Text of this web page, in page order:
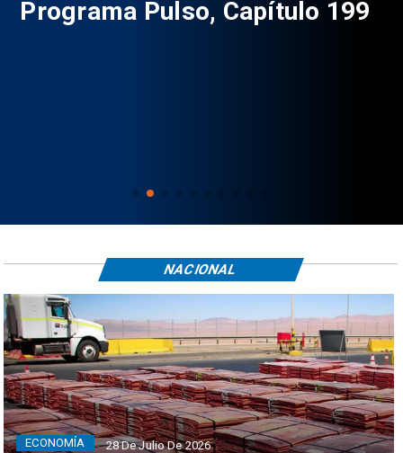
Programa Pulso, Capítulo 199
ECONOMÍA 28 De Julio De 2026
NACIONAL